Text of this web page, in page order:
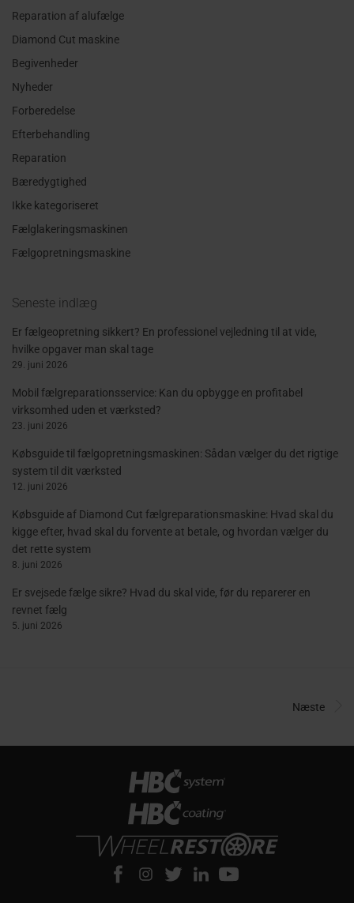
Reparation af alufælge
Diamond Cut maskine
Begivenheder
Nyheder
Forberedelse
Efterbehandling
Reparation
Bæredygtighed
Ikke kategoriseret
Fælglakeringsmaskinen
Fælgopretningsmaskine
Seneste indlæg
Er fælgeopretning sikkert? En professionel vejledning til at vide,
hvilke opgaver man skal tage
29. juni 2026
Mobil fælgreparationsservice: Kan du opbygge en profitabel
virksomhed uden et værksted?
23. juni 2026
Købsguide til fælgopretningsmaskinen: Sådan vælger du det rigtige
system til dit værksted
12. juni 2026
Købsguide af Diamond Cut fælgreparationsmaskine: Hvad skal du
kigge efter, hvad skal du forvente at betale, og hvordan vælger du
det rette system
8. juni 2026
Er svejsede fælge sikre? Hvad du skal vide, før du reparerer en
revnet fælg
5. juni 2026
Næste